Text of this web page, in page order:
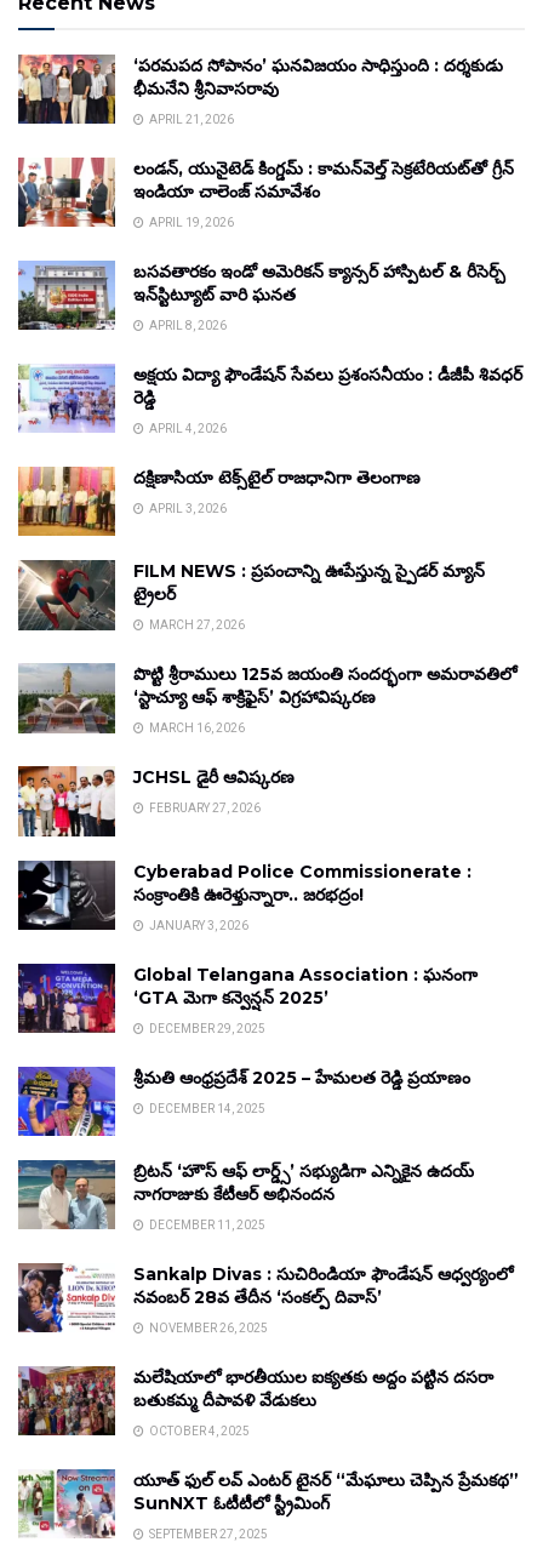
‘పరమపద సోపానం’ ఘనవిజయం సాధిస్తుంది : దర్శకుడు
భీమనేని శ్రీనివాసరావు
APRIL 21, 2026
లండన్, యునైటెడ్ కింగ్డమ్ : కామన్‌వెల్త్ సెక్రటేరియట్‌తో గ్రీన్
ఇండియా చాలెంజ్ సమావేశం
APRIL 19, 2026
బసవతారకం ఇండో అమెరికన్ క్యాన్సర్ హాస్పిటల్ & రీసెర్చ్
ఇన్‌స్టిట్యూట్ వారి ఘనత
APRIL 8, 2026
అక్షయ విద్యా ఫౌండేషన్ సేవలు ప్రశంసనీయం : డీజీపీ శివధర్
రెడ్డి
APRIL 4, 2026
దక్షిణాసియా టెక్స్‌టైల్ రాజధానిగా తెలంగాణ
APRIL 3, 2026
FILM NEWS : ప్రపంచాన్ని ఊపేస్తున్న స్పైడర్ మ్యాన్
ట్రైలర్
MARCH 27, 2026
పొట్టి శ్రీరాములు 125వ జయంతి సందర్భంగా అమరావతిలో
‘స్టాచ్యూ ఆఫ్ శాక్రిఫైస్’ విగ్రహావిష్కరణ
MARCH 16, 2026
JCHSL డైరీ ఆవిష్కరణ
FEBRUARY 27, 2026
Cyberabad Police Commissionerate :
సంక్రాంతికి ఊరెళ్తున్నారా.. జరభద్రం!
JANUARY 3, 2026
Global Telangana Association : ఘనంగా
‘GTA మెగా కన్వెన్షన్ 2025’
DECEMBER 29, 2025
శ్రీమతి ఆంధ్రప్రదేశ్ 2025 – హేమలత రెడ్డి ప్రయాణం
DECEMBER 14, 2025
బ్రిటన్ ‘హౌస్ ఆఫ్ లార్డ్స్’ సభ్యుడిగా ఎన్నికైన ఉదయ్
నాగరాజుకు కేటీఆర్ అభినందన
DECEMBER 11, 2025
Sankalp Divas : సుచిరిండియా ఫౌండేషన్ ఆధ్వర్యంలో
నవంబర్ 28వ తేదీన ‘సంకల్ప్ దివాస్’
NOVEMBER 26, 2025
మలేషియాలో భారతీయుల ఐక్యతకు అద్దం పట్టిన దసరా
బతుకమ్మ దీపావళి వేడుకలు
OCTOBER 4, 2025
యూత్ ఫుల్ లవ్ ఎంటర్ టైనర్ “మేఘాలు చెప్పిన ప్రేమకథ”
SunNXT ఓటీటీలో స్ట్రీమింగ్
SEPTEMBER 27, 2025